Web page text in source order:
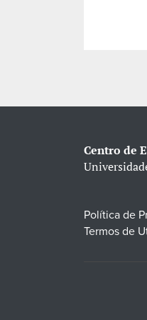
Centro de
Política de
Termos de